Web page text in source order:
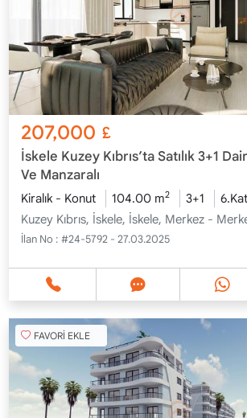
207,000 £
İskele Kuzey Kıbrıs’ta Satılık 3+1
Ve Manzaralı
Kiralık - Konut 104.00 m2 3+1
6.Kat
Kuzey Kıbrıs, İskele, İskele, Merkez -
İlan No : #24-5792 - 27.03.2025
FAVORİ EKLE